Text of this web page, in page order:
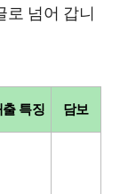
로 넘어 갑니
출 특징 담보